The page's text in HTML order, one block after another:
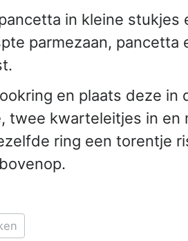
in kleine stukjes
parmezaan, pancetta
en plaats deze in
twee kwarteleitjes in en
ring een torentje